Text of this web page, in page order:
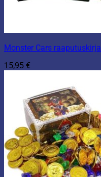
Monster Cars raaputuskirja
15,95 €